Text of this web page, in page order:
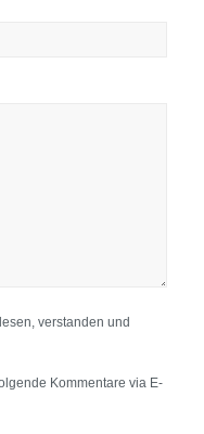
verstanden und
Kommentare via E-